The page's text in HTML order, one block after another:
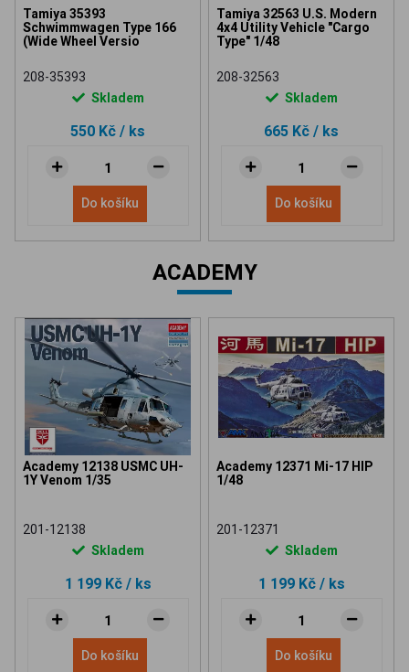
Tamiya 35393
Schwimmwagen Type 166
(Wide Wheel Versio
208-35393
Skladem
550 Kč / ks
Do košíku
Tamiya 32563 U.S. Modern
4x4 Utility Vehicle "Cargo
Type" 1/48
208-32563
Skladem
665 Kč / ks
Do košíku
ACADEMY
Academy 12138 USMC UH-
1Y Venom 1/35
201-12138
Skladem
1 199 Kč / ks
Do košíku
Academy 12371 Mi-17 HIP
1/48
201-12371
Skladem
1 199 Kč / ks
Do košíku